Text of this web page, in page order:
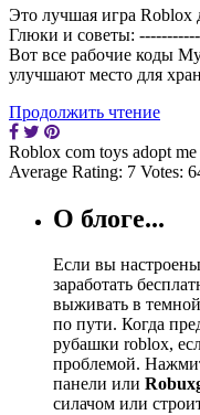
Это лучшая игра
Глюки и советы:
Вот все рабочие коды
улучшают место для
Продолжить чтение
Roblox com toys adopt me
Average Rating: 7 Votes:
О блоге...
Если вы
заработать
выживать в
по пути. Когда
рубашки roblox,
проблемой.
панели или
силачом или